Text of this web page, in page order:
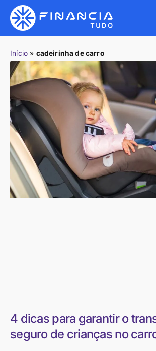
Início » cadeirinha de carro
4 dicas para garantir o
seguro de crianças no